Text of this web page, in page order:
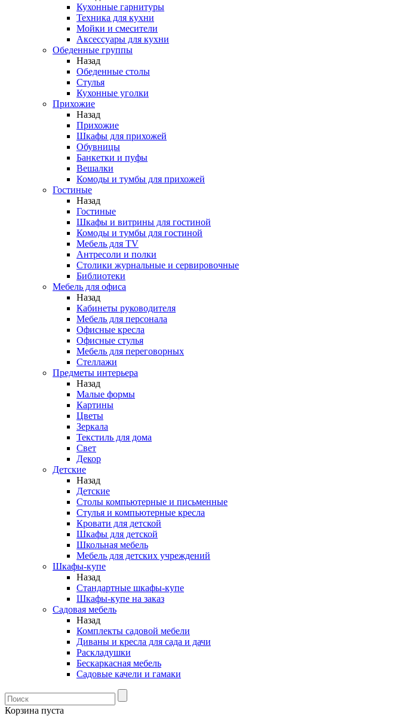
Кухонные гарнитуры
Техника для кухни
Мойки и смесители
Аксессуары для кухни
Обеденные группы
Назад
Обеденные столы
Стулья
Кухонные уголки
Прихожие
Назад
Прихожие
Шкафы для прихожей
Обувницы
Банкетки и пуфы
Вешалки
Комоды и тумбы для прихожей
Гостиные
Назад
Гостиные
Шкафы и витрины для гостиной
Комоды и тумбы для гостиной
Мебель для TV
Антресоли и полки
Столики журнальные и сервировочные
Библиотеки
Мебель для офиса
Назад
Кабинеты руководителя
Мебель для персонала
Офисные кресла
Офисные стулья
Мебель для переговорных
Стеллажи
Предметы интерьера
Назад
Малые формы
Картины
Цветы
Зеркала
Текстиль для дома
Свет
Декор
Детские
Назад
Детские
Столы компьютерные и письменные
Стулья и компьютерные кресла
Кровати для детской
Шкафы для детской
Школьная мебель
Мебель для детских учреждений
Шкафы-купе
Назад
Стандартные шкафы-купе
Шкафы-купе на заказ
Садовая мебель
Назад
Комплекты садовой мебели
Диваны и кресла для сада и дачи
Раскладушки
Бескаркасная мебель
Садовые качели и гамаки
Корзина пуста